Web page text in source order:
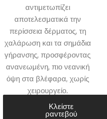
αντιμετωπίζει
αποτελεσματικά την
περίσσεια δέρματος, τη
χαλάρωση και τα σημάδια
γήρανσης, προσφέροντας
ανανεωμένη, πιο νεανική
όψη στα βλέφαρα, χωρίς
χειρουργείο.
Κλείστε
ραντεβού